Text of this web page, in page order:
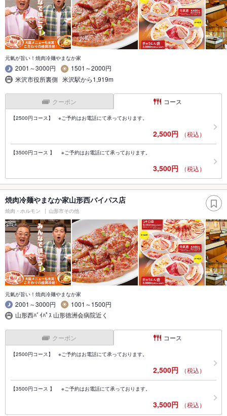
元氣が旨い！焼肉冷麺やまなか家
2001～3000円
1501～2000円
米沢市役所裏側 米沢駅から1,919m
クーポン コース
【2500円コース】 ※ご予約はお電話にて承っております。
2,500円 （税込）
【3500円コース 】 ※ご予約はお電話にて承っております。
3,500円 （税込）
焼肉冷麺やまなか家山形西バイパス店
焼肉・ホルモン 山形市その他
元氣が旨い！焼肉冷麺やまなか家
2001～3000円
1001～1500円
山形西ﾊﾞｲﾊﾟｽ 山形徳洲会病院近く
クーポン コース
【2500円コース】 ※ご予約はお電話にて承っております。
2,500円 （税込）
【3500円コース 】 ※ご予約はお電話にて承っております。
3,500円 （税込）